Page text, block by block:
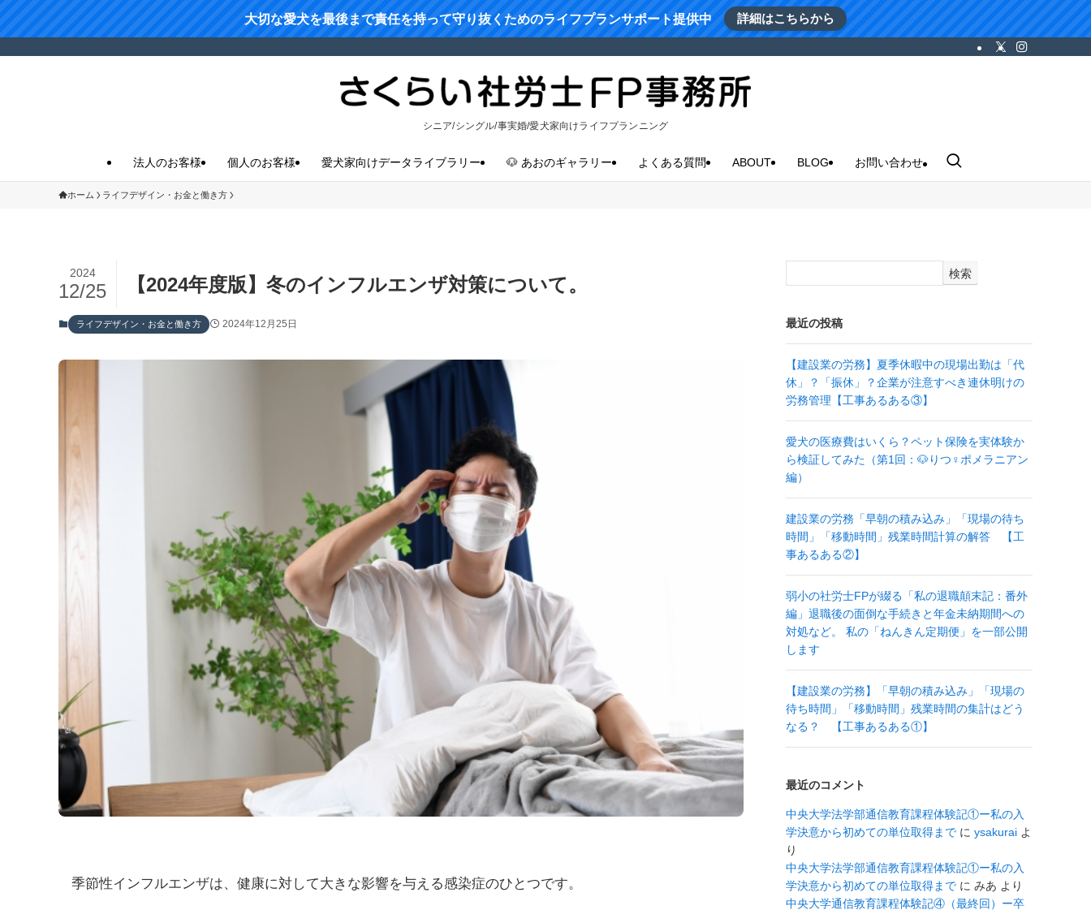
大切な愛犬を最後まで責任を持って守り抜くためのライフプランサポート提供中 詳細はこちらから
シニア/シングル/事実婚/愛犬家向けライフプランニング
法人のお客様 個人のお客様 愛犬家向けデータライブラリー 🐶 あおのギャラリー よくある質問 ABOUT BLOG お問い合わせ
ホーム ライフデザイン・お金と働き方
【2024年度版】冬のインフルエンザ対策について。
2024
12/25
ライフデザイン・お金と働き方 2024年12月25日
季節性インフルエンザは、健康に対して大きな影響を与える感染症のひとつです。
検索
最近の投稿
【建設業の労務】夏季休暇中の現場出勤は「代
休」？「振休」？企業が注意すべき連休明けの
労務管理【工事あるある③】
愛犬の医療費はいくら？ペット保険を実体験か
ら検証してみた（第1回：🐶りつ♀ポメラニアン
編）
建設業の労務「早朝の積み込み」「現場の待ち
時間」「移動時間」残業時間計算の解答 【工
事あるある②】
弱小の社労士FPが綴る「私の退職顛末記：番外
編」退職後の面倒な手続きと年金未納期間への
対処など。 私の「ねんきん定期便」を一部公開
します
【建設業の労務】「早朝の積み込み」「現場の
待ち時間」「移動時間」残業時間の集計はどう
なる？ 【工事あるある①】
最近のコメント
中央大学法学部通信教育課程体験記①ー私の入
学決意から初めての単位取得まで に ysakurai よ
り
中央大学法学部通信教育課程体験記①ー私の入
学決意から初めての単位取得まで に みあ より
中央大学通信教育課程体験記④（最終回）ー卒